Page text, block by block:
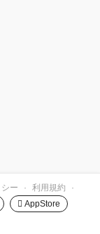
ー · 利用規約
·
 AppStore